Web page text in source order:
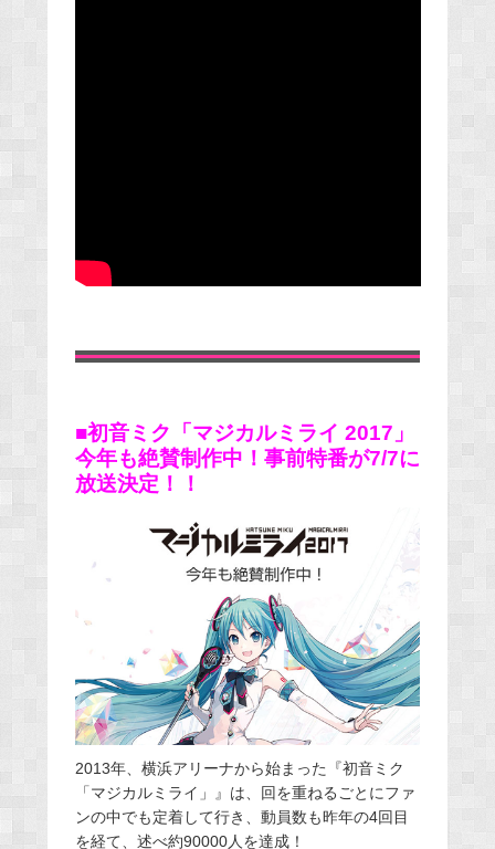
■初音ミク「マジカルミライ 2017」
今年も絶賛制作中！事前特番が7/7に
放送決定！！
2013年、横浜アリーナから始まった『初音ミク
「マジカルミライ」』は、回を重ねるごとにファ
ンの中でも定着して行き、動員数も昨年の4回目
を経て、述べ約90000人を達成！